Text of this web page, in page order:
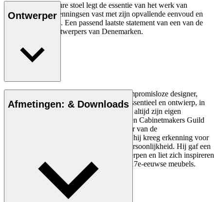
De FH429 Signature stoel legt de essentie van het werk van
ontwerper Frits Henningsen vast met zijn opvallende eenvoud en
sierlijke rondingen. Een passend laatste statement van een van de
grootste meubelontwerpers van Denemarken.
Lees meer
Ontwerper
Frits Henningsen, die bekend staat als compromisloze designer,
beschouwde kwaliteitsvakmanschap als essentieel en ontwierp, in
tegenstelling tot de meeste meubelmakers, altijd zijn eigen
meubelstukken. Als lid van de Copenhagen Cabinetmakers Guild
werd Henningsen een belangrijke aanjager van de
meubeltentoonstellingen in die periode en hij kreeg erkenning voor
zijn perfectionistische stijl en levendige persoonlijkheid. Hij gaf een
nieuwe uitdrukking aan traditionele ontwerpen en liet zich inspireren
door de Franse Empire, rococo en Britse 17e-eeuwse meubels.
Maak kennis met Frits Henningsen
Afmetingen: & Downloads